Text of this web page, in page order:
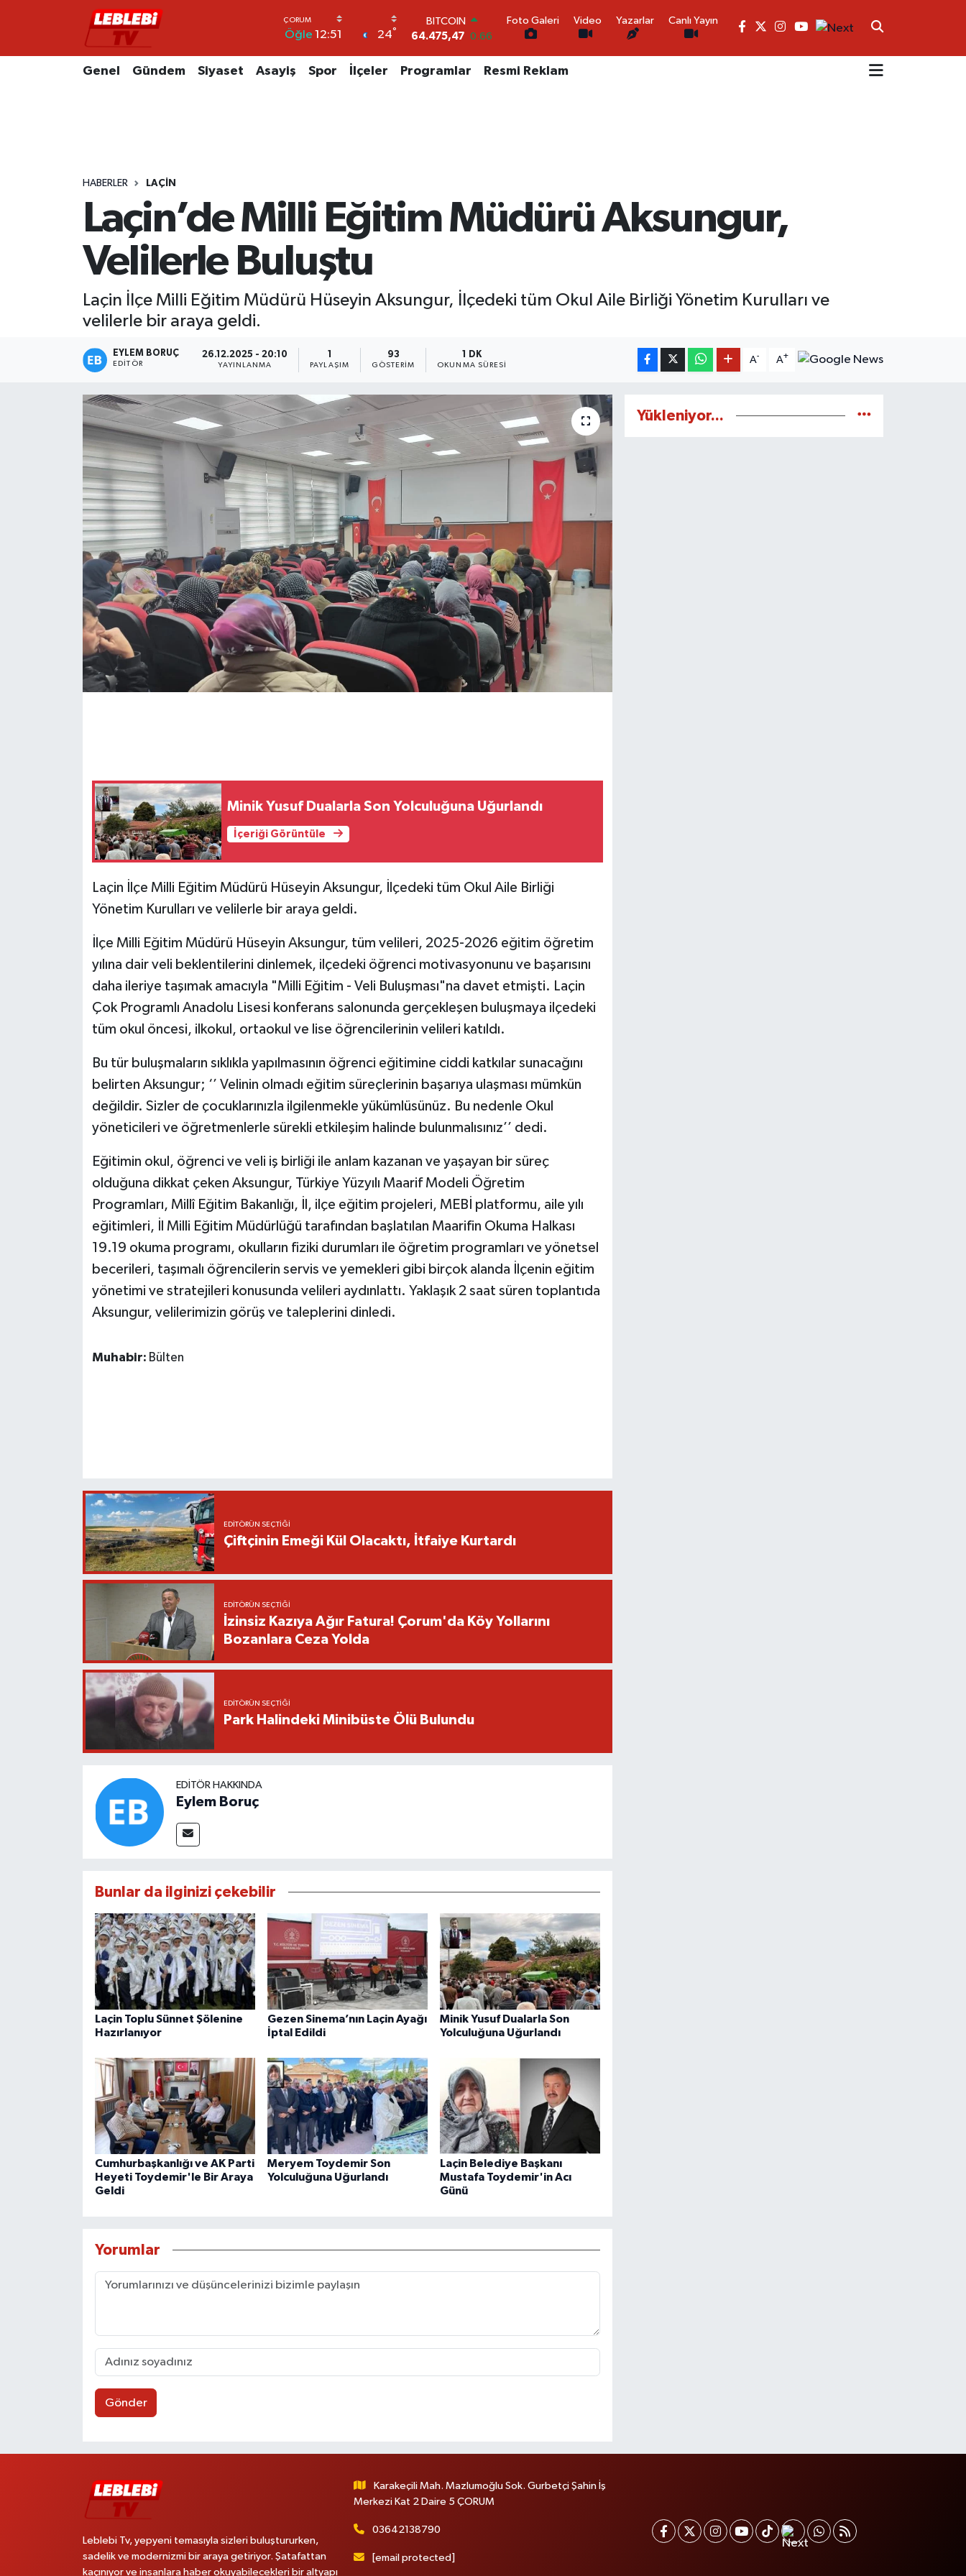
Öğle 12:51 24°
DOLAR
47,5971
0.05
EURO
55,1336
0.18
Foto Galeri Video Yazarlar Canlı Yayın
Genel Gündem Siyaset Asayiş Spor İlçeler Programlar Resmi Reklam
HABERLER LAÇIN
Laçin’de Milli Eğitim Müdürü Aksungur,
Velilerle Buluştu
Laçin İlçe Milli Eğitim Müdürü Hüseyin Aksungur, İlçedeki tüm Okul Aile Birliği Yönetim Kurulları ve
velilerle bir araya geldi.
EYLEM BORUÇ
EDITÖR
26.12.2025 - 20:10
YAYINLANMA
1
PAYLAŞIM
93
GÖSTERIM
1 DK
OKUNMA SÜRESI
A- A+
Minik Yusuf Dualarla Son Yolculuğuna Uğurlandı
İçeriği Görüntüle
Laçin İlçe Milli Eğitim Müdürü Hüseyin Aksungur, İlçedeki tüm Okul Aile Birliği
Yönetim Kurulları ve velilerle bir araya geldi.
İlçe Milli Eğitim Müdürü Hüseyin Aksungur, tüm velileri, 2025-2026 eğitim öğretim
yılına dair veli beklentilerini dinlemek, ilçedeki öğrenci motivasyonunu ve başarısını
daha ileriye taşımak amacıyla "Milli Eğitim - Veli Buluşması"na davet etmişti. Laçin
Çok Programlı Anadolu Lisesi konferans salonunda gerçekleşen buluşmaya ilçedeki
tüm okul öncesi, ilkokul, ortaokul ve lise öğrencilerinin velileri katıldı.
Bu tür buluşmaların sıklıkla yapılmasının öğrenci eğitimine ciddi katkılar sunacağını
belirten Aksungur; ‘’ Velinin olmadı eğitim süreçlerinin başarıya ulaşması mümkün
değildir. Sizler de çocuklarınızla ilgilenmekle yükümlüsünüz. Bu nedenle Okul
yöneticileri ve öğretmenlerle sürekli etkileşim halinde bulunmalısınız’’ dedi.
Eğitimin okul, öğrenci ve veli iş birliği ile anlam kazanan ve yaşayan bir süreç
olduğuna dikkat çeken Aksungur, Türkiye Yüzyılı Maarif Modeli Öğretim
Programları, Millî Eğitim Bakanlığı, İl, ilçe eğitim projeleri, MEBİ platformu, aile yılı
eğitimleri, İl Milli Eğitim Müdürlüğü tarafından başlatılan Maarifin Okuma Halkası
19.19 okuma programı, okulların fiziki durumları ile öğretim programları ve yönetsel
becerileri, taşımalı öğrencilerin servis ve yemekleri gibi birçok alanda İlçenin eğitim
yönetimi ve stratejileri konusunda velileri aydınlattı. Yaklaşık 2 saat süren toplantıda
Aksungur, velilerimizin görüş ve taleplerini dinledi.
Muhabir: Bülten
EDITÖRÜN SEÇTIĞI
Çiftçinin Emeği Kül Olacaktı, İtfaiye Kurtardı
EDITÖRÜN SEÇTIĞI
İzinsiz Kazıya Ağır Fatura! Çorum'da Köy Yollarını
Bozanlara Ceza Yolda
EDITÖRÜN SEÇTIĞI
Park Halindeki Minibüste Ölü Bulundu
EDITÖR HAKKINDA
Eylem Boruç
Bunlar da ilginizi çekebilir
Laçin Toplu Sünnet Şölenine
Hazırlanıyor
Gezen Sinema’nın Laçin Ayağı
İptal Edildi
Minik Yusuf Dualarla Son
Yolculuğuna Uğurlandı
Cumhurbaşkanlığı ve AK Parti
Heyeti Toydemir'le Bir Araya
Geldi
Meryem Toydemir Son
Yolculuğuna Uğurlandı
Laçin Belediye Başkanı
Mustafa Toydemir'in Acı
Günü
Yorumlar
Gönder
Yükleniyor...
Leblebi Tv, yepyeni temasıyla sizleri buluştururken,
sadelik ve modernizmi bir araya getiriyor. Şatafattan
kaçınıyor ve insanlara haber okuyabilecekleri bir altyapı
Karakeçili Mah. Mazlumoğlu Sok. Gurbetçi Şahin İş
Merkezi Kat 2 Daire 5 ÇORUM
03642138790
[email protected]
Hava Durumu
Tüm Manşetler
Son Dakika Haberleri
Haber Arşivi